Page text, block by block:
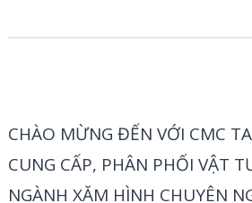
CHÀO MỪNG ĐẾN VỚI CMC
CUNG CẤP, PHÂN PHỐI VẬT
NGÀNH XĂM HÌNH CHUYÊN